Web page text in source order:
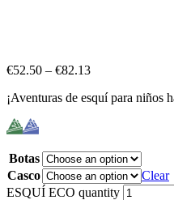
€52.50 – €82.13
¡Aventuras de esquí para niños
Botas
Casco
Clear
ESQUÍ ECO quantity